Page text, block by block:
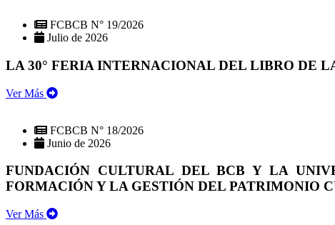
FCBCB N° 19/2026
Julio de 2026
LA 30° FERIA INTERNACIONAL DEL LIBRO DE
Ver Más
FCBCB N° 18/2026
Junio de 2026
FUNDACIÓN CULTURAL DEL BCB Y LA
FORMACIÓN Y LA GESTIÓN DEL PATRIMONIO
Ver Más